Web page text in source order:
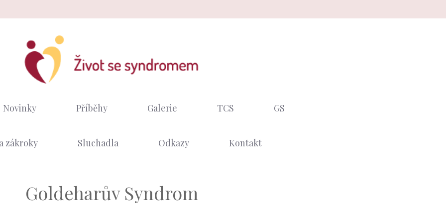
Novinky Příběhy Galerie TCS GS
zákroky Sluchadla Odkazy Kontakt
Goldeharův Syndrom